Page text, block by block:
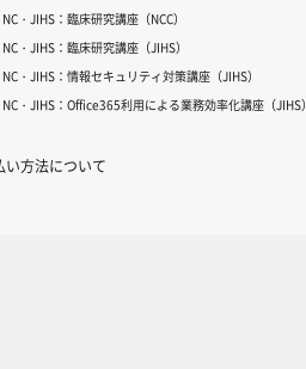
NC・JIHS：臨床研究講座（NCC）
NC・JIHS：臨床研究講座（JIHS）
NC・JIHS：情報セキュリティ対策講座（JIHS）
NC・JIHS：Office365利用による業務効率化講座（JIHS）
い方法について